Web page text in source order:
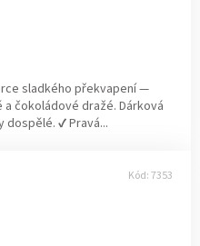
sladkého překvapení —
čokoládové dražé. Dárková
✔ Pravá...
Kód:7353